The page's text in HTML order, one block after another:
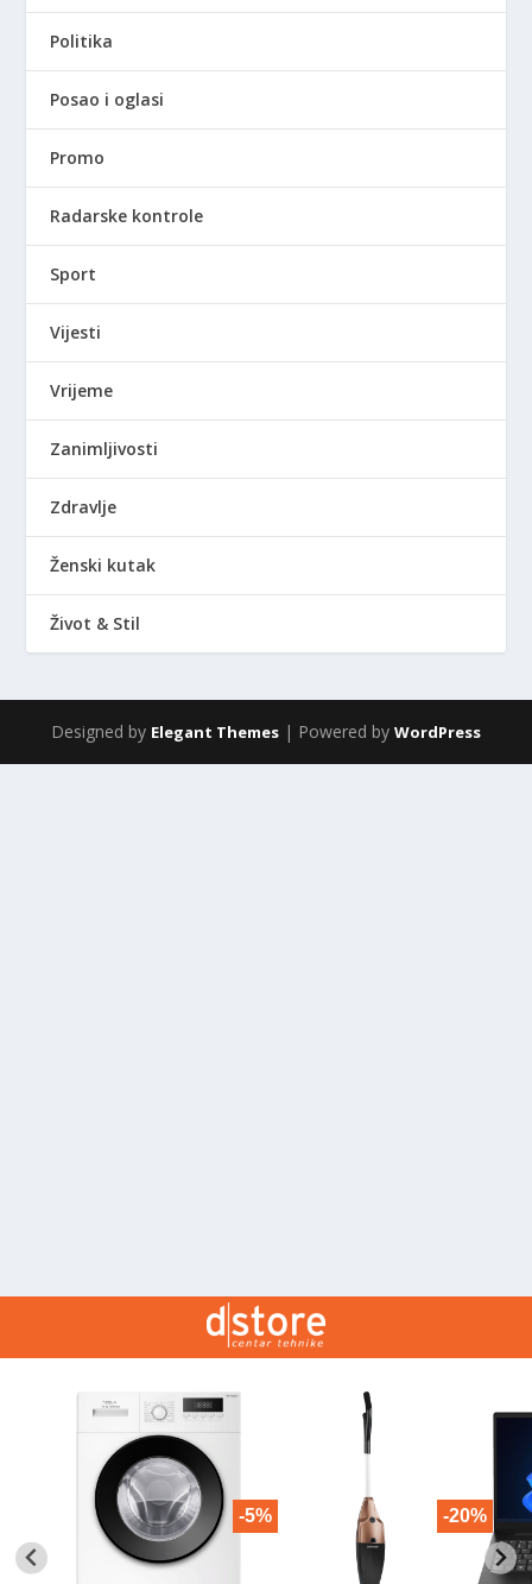
Politika
Posao i oglasi
Promo
Radarske kontrole
Sport
Vijesti
Vrijeme
Zanimljivosti
Zdravlje
Ženski kutak
Život & Stil
Designed by Elegant Themes | Powered by WordPress